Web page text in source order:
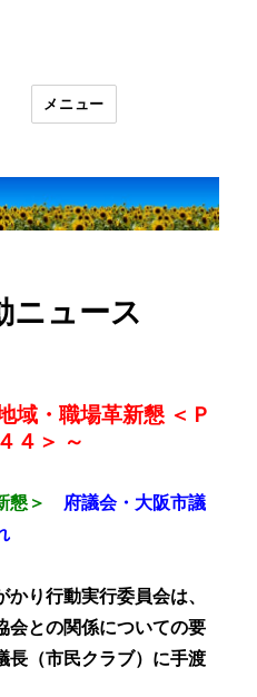
メニュー
ニュース
域・職場革新懇 ＜Ｐ
４＞ ～
懇＞
府議会・大阪市議
れ
り行動実行委員会は、
会との関係についての要
長（市民クラブ）に手渡